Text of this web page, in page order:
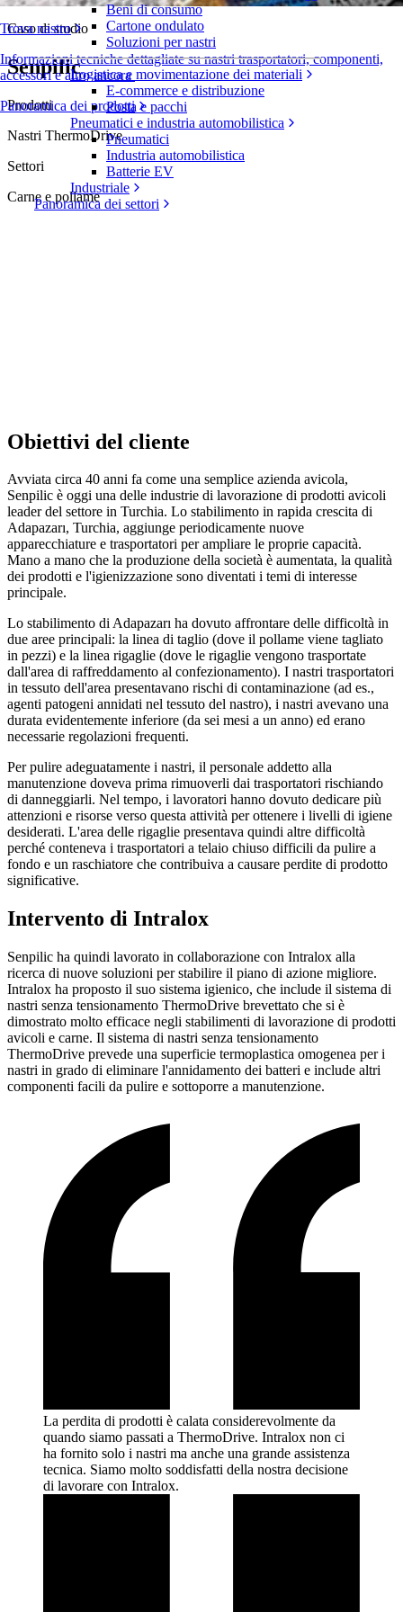
Trova nastro
Informazioni tecniche dettagliate su nastri trasportatori, componenti,
accessori e altro ancora
Panoramica dei prodotti
Beni di consumo
Cartone ondulato
Soluzioni per nastri
Logistica e movimentazione dei materiali
E-commerce e distribuzione
Posta e pacchi
Pneumatici e industria automobilistica
Pneumatici
Industria automobilistica
Batterie EV
Industriale
Panoramica dei settori
Caso di studio
Senpilic
Prodotti
Nastri ThermoDrive
Settori
Carne e pollame
Obiettivi del cliente
Avviata circa 40 anni fa come una semplice azienda avicola,
Senpilic è oggi una delle industrie di lavorazione di prodotti avicoli
leader del settore in Turchia. Lo stabilimento in rapida crescita di
Adapazarı, Turchia, aggiunge periodicamente nuove
apparecchiature e trasportatori per ampliare le proprie capacità.
Mano a mano che la produzione della società è aumentata, la qualità
dei prodotti e l'igienizzazione sono diventati i temi di interesse
principale.
Lo stabilimento di Adapazarı ha dovuto affrontare delle difficoltà in
due aree principali: la linea di taglio (dove il pollame viene tagliato
in pezzi) e la linea rigaglie (dove le rigaglie vengono trasportate
dall'area di raffreddamento al confezionamento). I nastri trasportatori
in tessuto dell'area presentavano rischi di contaminazione (ad es.,
agenti patogeni annidati nel tessuto del nastro), i nastri avevano una
durata evidentemente inferiore (da sei mesi a un anno) ed erano
necessarie regolazioni frequenti.
Per pulire adeguatamente i nastri, il personale addetto alla
manutenzione doveva prima rimuoverli dai trasportatori rischiando
di danneggiarli. Nel tempo, i lavoratori hanno dovuto dedicare più
attenzioni e risorse verso questa attività per ottenere i livelli di igiene
desiderati. L'area delle rigaglie presentava quindi altre difficoltà
perché conteneva i trasportatori a telaio chiuso difficili da pulire a
fondo e un raschiatore che contribuiva a causare perdite di prodotto
significative.
Intervento di Intralox
Senpilic ha quindi lavorato in collaborazione con Intralox alla
ricerca di nuove soluzioni per stabilire il piano di azione migliore.
Intralox ha proposto il suo sistema igienico, che include il sistema di
nastri senza tensionamento ThermoDrive brevettato che si è
dimostrato molto efficace negli stabilimenti di lavorazione di prodotti
avicoli e carne. Il sistema di nastri senza tensionamento
ThermoDrive prevede una superficie termoplastica omogenea per i
nastri in grado di eliminare l'annidamento dei batteri e include altri
componenti facili da pulire e sottoporre a manutenzione.
La perdita di prodotti è calata considerevolmente da
quando siamo passati a ThermoDrive. Intralox non ci
ha fornito solo i nastri ma anche una grande assistenza
tecnica. Siamo molto soddisfatti della nostra decisione
di lavorare con Intralox.